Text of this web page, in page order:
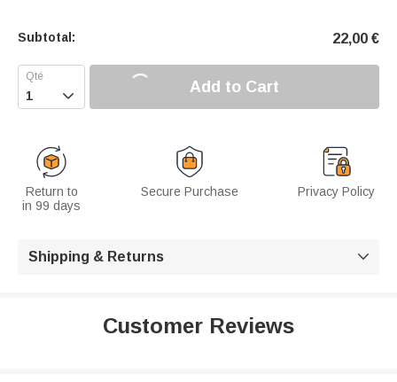
Subtotal: 22,00 €
 Add to Cart
Return to
in 99 days
Secure Purchase Privacy Policy
Shipping & Returns 
Customer Reviews